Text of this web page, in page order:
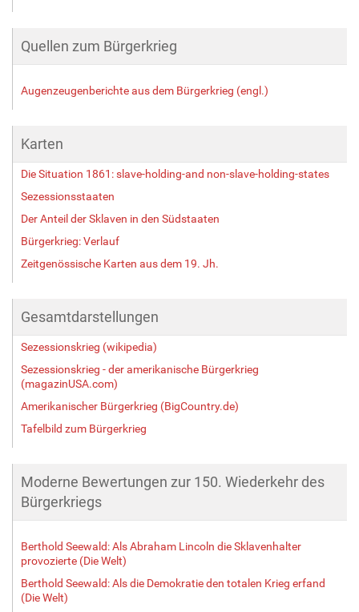
Quellen zum Bürgerkrieg
Augenzeugenberichte aus dem Bürgerkrieg (engl.)
Karten
Die Situation 1861: slave-holding-and non-slave-holding-states
Sezessionsstaaten
Der Anteil der Sklaven in den Südstaaten
Bürgerkrieg: Verlauf
Zeitgenössische Karten aus dem 19. Jh.
Gesamtdarstellungen
Sezessionskrieg (wikipedia)
Sezessionskrieg - der amerikanische Bürgerkrieg
(magazinUSA.com)
Amerikanischer Bürgerkrieg (BigCountry.de)
Tafelbild zum Bürgerkrieg
Moderne Bewertungen zur 150. Wiederkehr des
Bürgerkriegs
Berthold Seewald: Als Abraham Lincoln die Sklavenhalter
provozierte (Die Welt)
Berthold Seewald: Als die Demokratie den totalen Krieg erfand
(Die Welt)